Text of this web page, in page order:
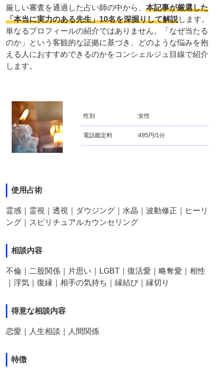
厳しい審査を通過した占い師の中から、 本記事が厳選した
「本当に実力のある先生」10名を深掘りして解説します。
単なるプロフィールの紹介ではありません。「なぜ当たる
のか」という客観的な証拠に基づき、どのような悩みを抱
える人におすすめできるのかをコンシェルジュ目線で紹介
します。
性別 :女性
電話鑑定料 :495円/1分
使用占術
霊感｜霊視｜透視｜ダウジング｜水晶｜波動修正｜ヒーリ
ング｜スピリチュアルカウンセリング
相談内容
不倫｜二股関係｜片思い｜LGBT｜復活愛｜略奪愛｜相性
｜浮気｜復縁｜相手の気持ち｜縁結び｜縁切り
得意な相談内容
恋愛｜人生相談｜人間関係
特徴